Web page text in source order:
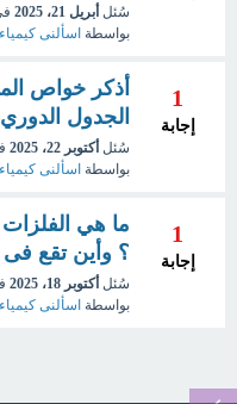
سُئل أبريل 21، 2025
بواسطة اسألنى كيمياء
1
إجابة
الجدول
سُئل أكتوبر 22، 2025
بواسطة اسألنى كيمياء
1
إجابة
ما هي الفلزات
؟ وأين تقع
سُئل أكتوبر 18، 2025
بواسطة اسألنى كيمياء